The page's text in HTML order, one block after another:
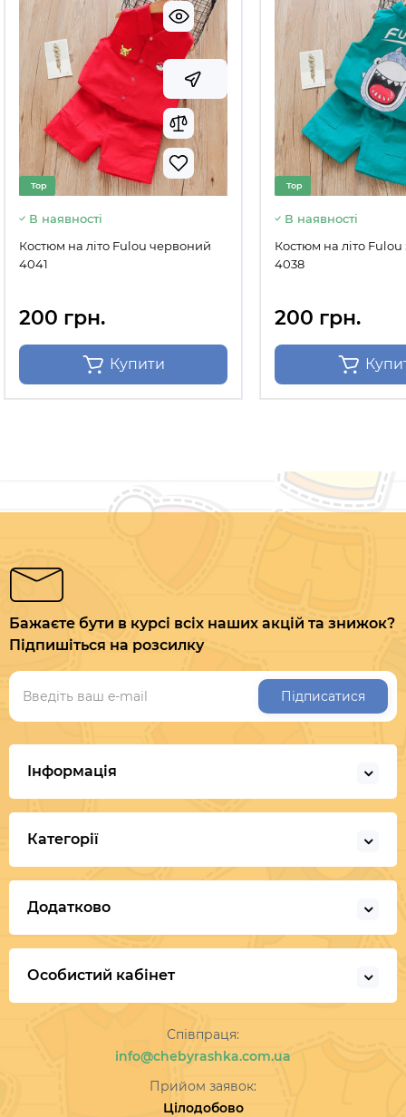
Top
В наявності
Костюм на літо Fulou червоний
4041
200 грн.
Купити
Top
В наявності
Костюм на літо
4038
200 грн.
Бажаєте бути в курсі всіх наших акцій та знижок?
Підпишіться на розсилку
Підписатися
Інформація
Категорії
Додатково
Особистий кабінет
Співпраця:
info@chebyrashka.com.ua
Прийом заявок:
Цілодобово